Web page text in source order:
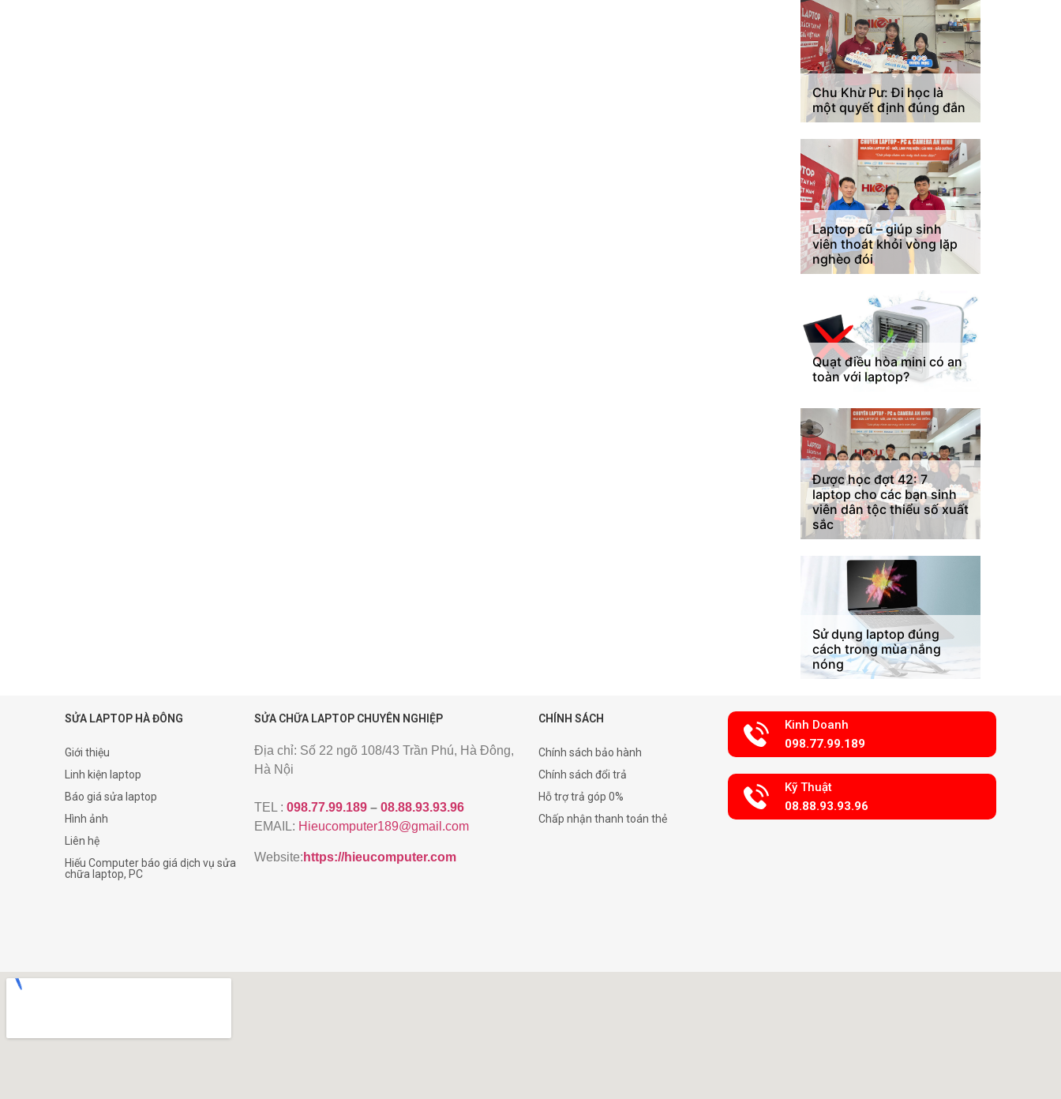
Chu Khừ Pư: Đi học là
một quyết định đúng đắn
Laptop cũ – giúp sinh
viên thoát khỏi vòng lặp
nghèo đói
Quạt điều hòa mini có an
toàn với laptop?
Được học đợt 42: 7
laptop cho các bạn sinh
viên dân tộc thiểu số xuất
sắc
Sử dụng laptop đúng
cách trong mùa nắng
nóng
SỬA LAPTOP HÀ ĐÔNG
Giới thiệu
Linh kiện laptop
Báo giá sửa laptop
Hình ảnh
Liên hệ
Hiếu Computer báo giá dịch vụ sửa
chữa laptop, PC
SỬA CHỮA LAPTOP CHUYÊN NGHIỆP
Địa chỉ: Số 22 ngõ 108/43 Trần Phú, Hà Đông,
Hà Nội
TEL : 098.77.99.189 – 08.88.93.93.96
EMAIL: Hieucomputer189@gmail.com
Website: https://hieucomputer.com
CHÍNH SÁCH
Chính sách bảo hành
Chính sách đổi trả
Hỗ trợ trả góp 0%
Chấp nhận thanh toán thẻ
Kinh Doanh
098.77.99.189
Kỹ Thuật
08.88.93.93.96